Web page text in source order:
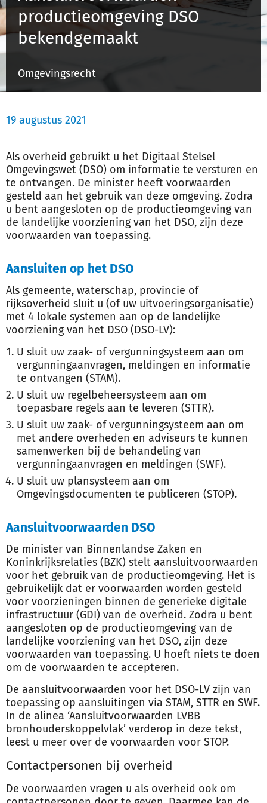
Inloggen
productieomgeving DSO
bekendgemaakt
Omgevingsrecht
19 augustus 2021
Als overheid gebruikt u het Digitaal Stelsel
Omgevingswet (DSO) om informatie te versturen en
te ontvangen. De minister heeft voorwaarden
gesteld aan het gebruik van deze omgeving. Zodra
u bent aangesloten op de productieomgeving van
de landelijke voorziening van het DSO, zijn deze
voorwaarden van toepassing.
Aansluiten op het DSO
Als gemeente, waterschap, provincie of
rijksoverheid sluit u (of uw uitvoeringsorganisatie)
met 4 lokale systemen aan op de landelijke
voorziening van het DSO (DSO-LV):
U sluit uw zaak- of vergunningsysteem aan om
vergunningaanvragen, meldingen en informatie
te ontvangen (STAM).
U sluit uw regelbeheersysteem aan om
toepasbare regels aan te leveren (STTR).
U sluit uw zaak- of vergunningsysteem aan om
met andere overheden en adviseurs te kunnen
samenwerken bij de behandeling van
vergunningaanvragen en meldingen (SWF).
U sluit uw plansysteem aan om
Omgevingsdocumenten te publiceren (STOP).
Aansluitvoorwaarden DSO
De minister van Binnenlandse Zaken en
Koninkrijksrelaties (BZK) stelt aansluitvoorwaarden
voor het gebruik van de productieomgeving. Het is
gebruikelijk dat er voorwaarden worden gesteld
voor voorzieningen binnen de generieke digitale
infrastructuur (GDI) van de overheid. Zodra u bent
aangesloten op de productieomgeving van de
landelijke voorziening van het DSO, zijn deze
voorwaarden van toepassing. U hoeft niets te doen
om de voorwaarden te accepteren.
De aansluitvoorwaarden voor het DSO-LV zijn van
toepassing op aansluitingen via STAM, STTR en SWF.
In de alinea ‘Aansluitvoorwaarden LVBB
bronhouderskoppelvlak’ verderop in deze tekst,
leest u meer over de voorwaarden voor STOP.
Contactpersonen bij overheid
De voorwaarden vragen u als overheid ook om